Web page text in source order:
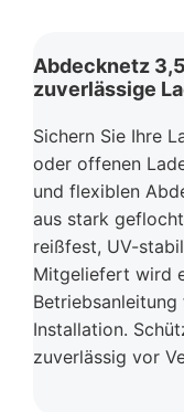
Abdecknetz
zuverlässige
Sichern Sie Ihre
oder offenen
und flexiblen
aus stark
reißfest, UV-
Mitgeliefert wird
Installation.
zuverlässig vor